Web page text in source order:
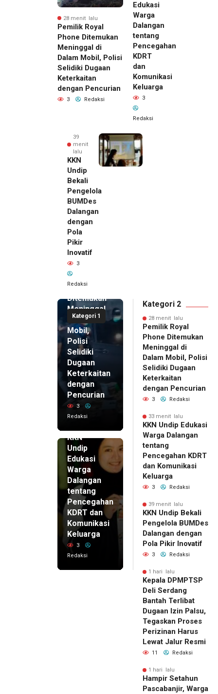
28 menit lalu
Pemilik Royal
Phone Ditemukan
Meninggal di
Dalam Mobil, Polisi
Selidiki Dugaan
Keterkaitan
dengan Pencurian
3 Redaksi
Edukasi
Warga
Dalangan
tentang
Pencegahan
KDRT
dan
Komunikasi
Keluarga
3
Redaksi
39
menit
lalu
KKN
Undip
Bekali
Pengelola
BUMDes
Dalangan
dengan
Pola
Pikir
Inovatif
3
Redaksi
Kategori 1
28 menit
Pemilik
Royal
Phone
Ditemukan
Meninggal
di Dalam
Mobil,
Polisi
Selidiki
Dugaan
Keterkaitan
dengan
Pencurian
3
Redaksi
KKN
Undip
Edukasi
Warga
Dalangan
tentang
Pencegahan
KDRT dan
Komunikasi
Keluarga
3
Redaksi
Kategori 2
28 menit lalu
Pemilik Royal
Phone Ditemukan
Meninggal di
Dalam Mobil, Polisi
Selidiki Dugaan
Keterkaitan
dengan Pencurian
3 Redaksi
33 menit lalu
KKN Undip Edukasi
Warga Dalangan
tentang
Pencegahan KDRT
dan Komunikasi
Keluarga
3 Redaksi
39 menit lalu
KKN Undip Bekali
Pengelola BUMDes
Dalangan dengan
Pola Pikir Inovatif
3 Redaksi
1 hari lalu
Kepala DPMPTSP
Deli Serdang
Bantah Terlibat
Dugaan Izin Palsu,
Tegaskan Proses
Perizinan Harus
Lewat Jalur Resmi
11 Redaksi
1 hari lalu
Hampir Setahun
Pascabanjir, Warga